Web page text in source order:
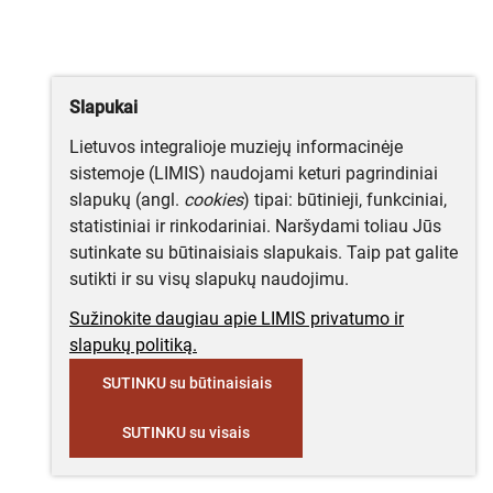
Slapukai
Lietuvos integralioje muziejų informacinėje
sistemoje (LIMIS) naudojami keturi pagrindiniai
slapukų (angl. cookies) tipai: būtinieji, funkciniai,
statistiniai ir rinkodariniai. Naršydami toliau Jūs
sutinkate su būtinaisiais slapukais. Taip pat galite
sutikti ir su visų slapukų naudojimu.
Sužinokite daugiau apie LIMIS privatumo ir
slapukų politiką.
SUTINKU su būtinaisiais
SUTINKU su visais